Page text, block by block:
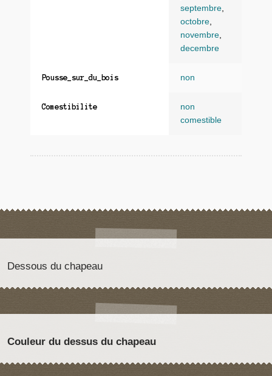
septembre
octobre
novembre
decembre
Pousse_sur_du_bois non
Comestibilite
non
comestible
Dessous du chapeau
Couleur du dessus du chapeau